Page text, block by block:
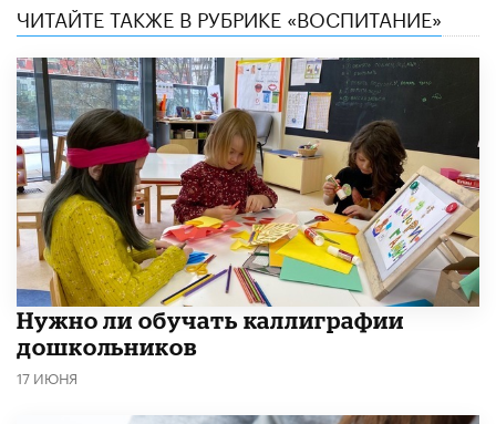
ЧИТАЙТЕ ТАКЖЕ В РУБРИКЕ «ВОСПИТАНИЕ»
Нужно ли обучать каллиграфии
дошкольников
17 ИЮНЯ